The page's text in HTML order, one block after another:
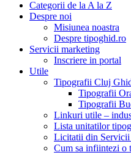
Categorii de la A la Z
Despre noi
Misiunea noastra
Despre tipoghid.ro
Servicii marketing
Inscriere in portal
Utile
Tipografii Cluj
Tipografii
Tipografii
Linkuri utile –
Lista unitatilor
Licitatii din Servicii
Cum sa infiintezi o